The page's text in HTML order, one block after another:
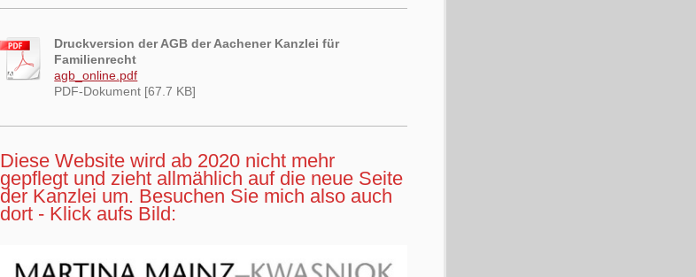
Druckversion der AGB der Aachener Kanzlei für
Familienrecht
agb_online.pdf
PDF-Dokument [67.7 KB]
Diese Website wird ab 2020 nicht mehr
gepflegt und zieht allmählich auf die neue Seite
der Kanzlei um. Besuchen Sie mich also auch
dort - Klick aufs Bild: